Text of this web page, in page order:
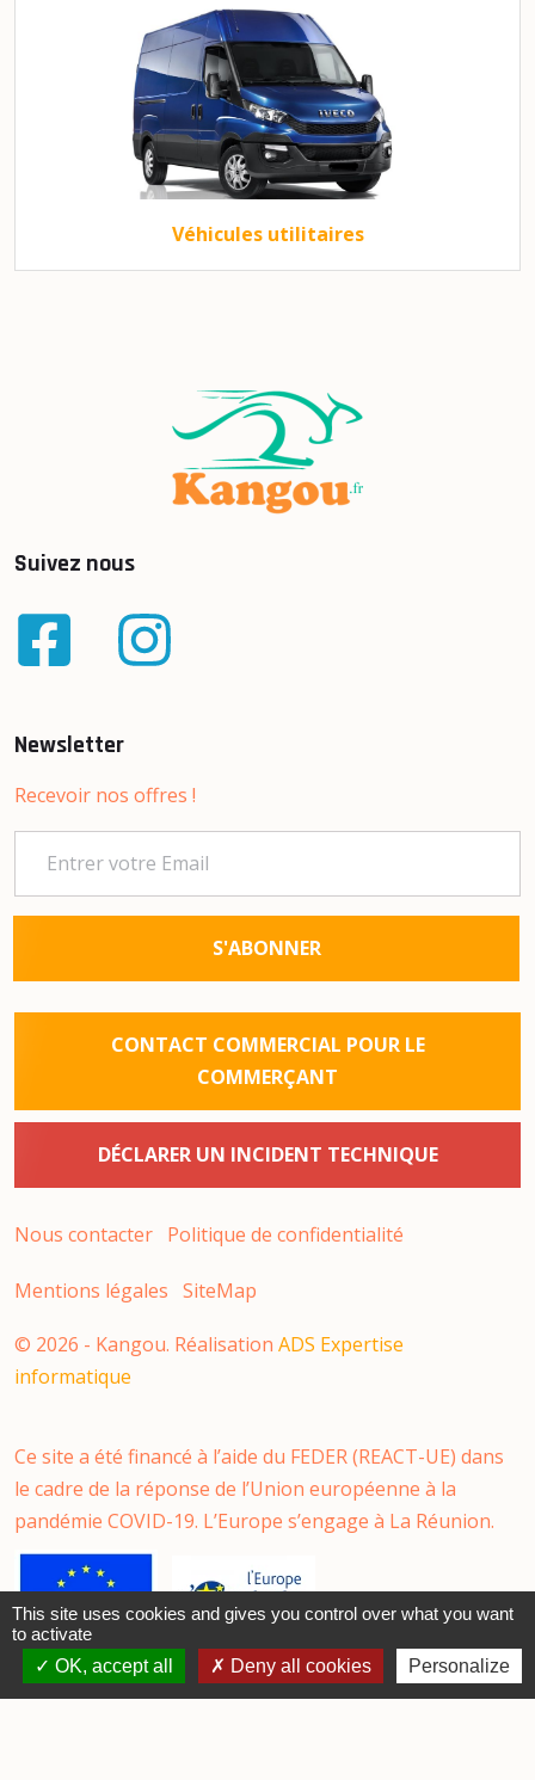
Véhicules utilitaires
Suivez nous
Newsletter
Recevoir nos offres !
S'ABONNER
CONTACT COMMERCIAL POUR LE
COMMERÇANT
DÉCLARER UN INCIDENT TECHNIQUE
Nous contacter Politique de confidentialité
Mentions légales SiteMap
© 2026 - Kangou. Réalisation ADS Expertise
informatique
Ce site a été financé à l’aide du FEDER (REACT-UE) dans
le cadre de la réponse de l’Union européenne à la
pandémie COVID-19. L’Europe s’engage à La Réunion.
This site uses cookies and gives you control over what you want
to activate
OK, accept all
Deny all cookies Personalize